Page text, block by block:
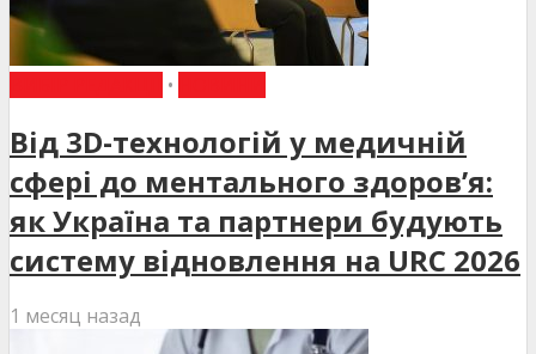
•
Від 3D-технологій у медичній
сфері до ментального здоров’я:
як Україна та партнери будують
систему відновлення на URC 2026
1 месяц назад